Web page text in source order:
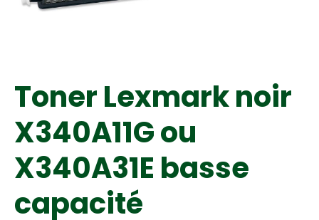
Toner Lexmark noir
X340A11G ou
X340A31E basse
capacité